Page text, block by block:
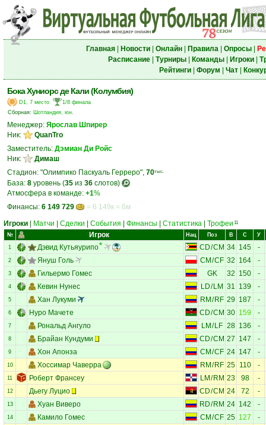
Главная| Новости| Онлайн| Правила| Опросы|
Расписание| Турниры| Команды| Игроки|
Рейтинги| Форум Чат|
Бока Хуниорс де Кали (Колумбия)
D1, 7 место
1/8 финала
Сборная: Шотландия, юн.
Менеджер: Ярослав Шпирер
Ник:
QuanTro
Заместитель: Дэмиан Ди Ройс
Ник:
Димаш
Стадион: "Олимпико Паскуаль Герреро", 70тыс.
База: 8 уровень (35 из 36 слотов)
Атмосфера в команде: +1%
Финансы: 6 149 729
= 6 149к = 6м
Игроки
Матчи Сделки События Финансы Статистика Трофеи 11
№ Игрок Нац Поз В С У
1 Дэвид Кутьяурипо CD/CM 34 145 -
2 Януш Голь CM /CF 32 164 -
3 Гильермо Гомес GK 32 150 -
4 Кевин Нунес LD/ LM 31 139 -
5 Хан Лукуми RM / RF 29 187 -
6 Нуро Мачете CD/CM 30 159 -
7 Рональд Ангуло LM / LF 28 136 -
8 Брайан Кундуми CD/CM 27 147 -
9 Хон Апонза CM /CF 24 147 -
10 Хоссимар Чаверра RM / RF 25 110 -
11 Роберт Франсеу LM /RM 23 98 -
12 Дьегу Луцио CD/CM 24 72 -
13 Хуан Виверо RD/ RM 24 142 -
14 Камило Гомес CM /CF 25 127 -